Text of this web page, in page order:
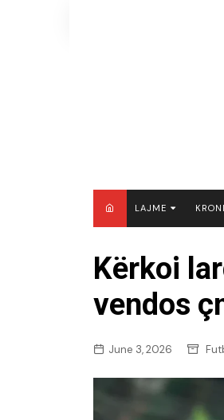
LAJME
KOSOVË
SHQIPËRI
BOTË
Kërkoi
vendos
June 3, 2026